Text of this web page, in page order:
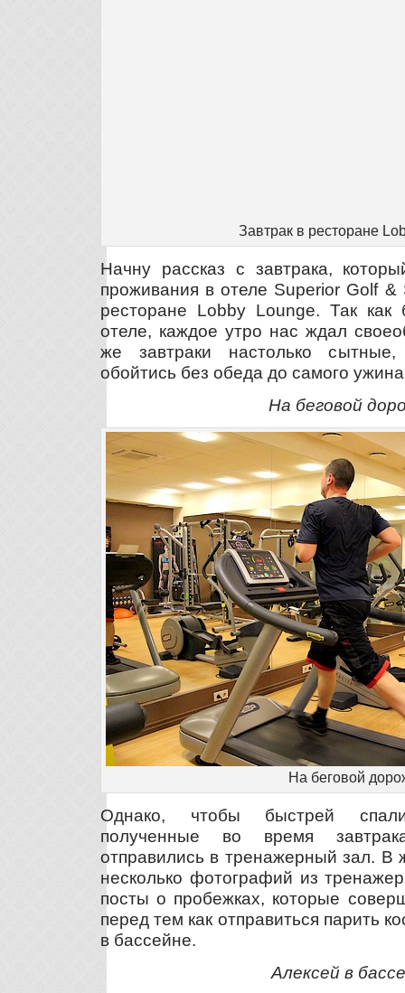
Завтрак в ресторане
Начну рассказ с завтрака,
проживания в отеле Superior Golf &
ресторане Lobby Lounge. Так как
отеле, каждое утро нас ждал
же завтраки настолько
обойтись без обеда до самого
На беговой
На беговой
Однако, чтобы быстрей
полученные во время
отправились в тренажерный зал. В
несколько фотографий из
посты о пробежках, которые
перед тем как отправиться парить
в бассейне.
Алексей в